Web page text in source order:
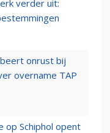
verder uit:
onrust bij
overname TAP
op Schiphol opent